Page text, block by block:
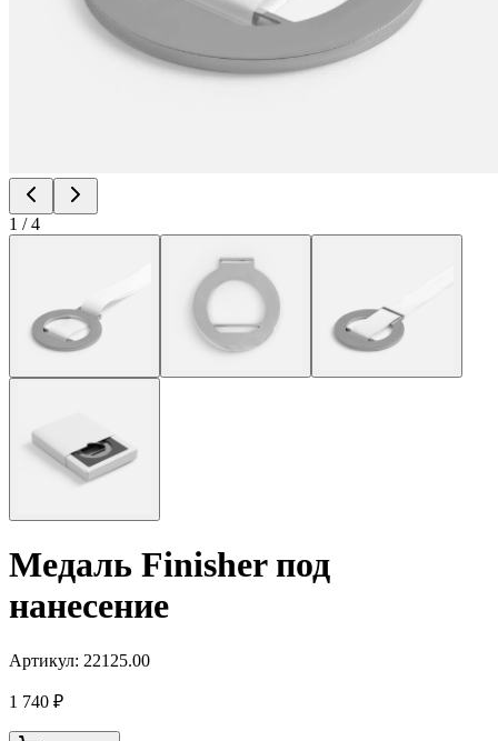
1 /4
Медаль Finisher под
нанесение
Артикул: 22125.00
1 740 ₽